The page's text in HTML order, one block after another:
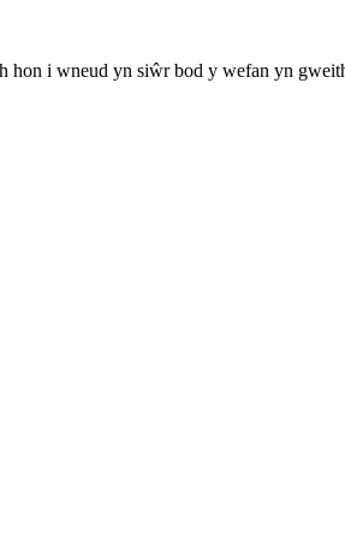
hon i wneud yn siŵr bod y wefan yn